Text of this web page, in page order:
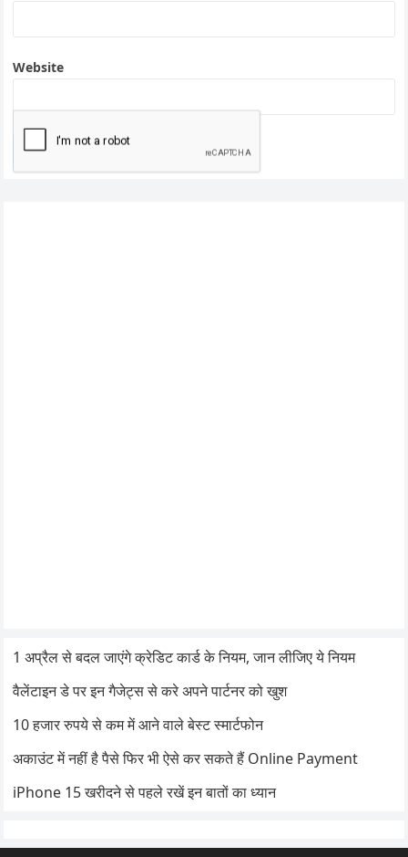
Website
1 अप्रैल से बदल जाएंगे क्रेडिट कार्ड के नियम, जान लीजिए ये नियम
वैलेंटाइन डे पर इन गैजेट्स से करे अपने पार्टनर को खुश
10 हजार रुपये से कम में आने वाले बेस्ट स्मार्टफोन
अकाउंट में नहीं है पैसे फिर भी ऐसे कर सकते हैं Online Payment
iPhone 15 खरीदने से पहले रखें इन बातों का ध्यान